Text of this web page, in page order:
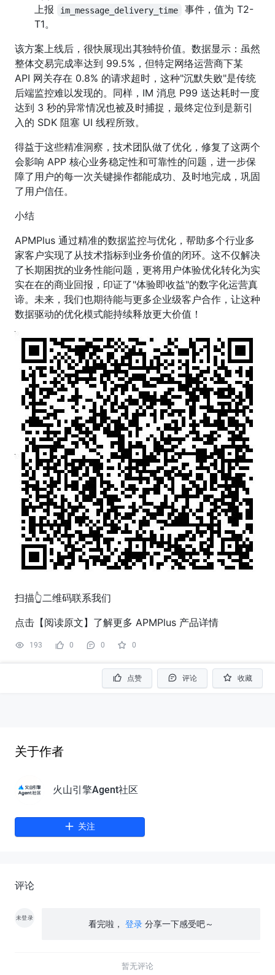
上报
im_message_delivery_time
事件，值为 T2-
T1。
该方案上线后，很快展现出其独特价值。数据显示：虽然
整体交易完成率达到 99.5%，但特定网络运营商下某
API 网关存在 0.8% 的请求超时，这种"沉默失败"是传统
后端监控难以发现的。同样，IM 消息 P99 送达耗时一度
达到 3 秒的异常情况也被及时捕捉，最终定位到是新引
入的 SDK 阻塞 UI 线程所致。
得益于这些精准洞察，技术团队做了优化，修复了这两个
会影响 APP 核心业务稳定性和可靠性的问题，进一步保
障了用户的每一次关键操作都能成功、及时地完成，巩固
了用户信任。
小结
APMPlus 通过精准的数据监控与优化，帮助多个行业多
家客户实现了从技术指标到业务价值的闭环。这不仅解决
了长期困扰的业务性能问题，更将用户体验优化转化为实
实在在的商业回报，印证了"体验即收益"的数字化运营真
谛。未来，我们也期待能与更多企业级客户合作，让这种
数据驱动的优化模式能持续释放更大价值！
扫描👆二维码联系我们
点击【阅读原文】了解更多 APMPlus 产品详情
193 0 0 0
点赞 评论 收藏
关于作者
火山引擎Agent社区
关注
评论
未登录
看完啦， 登录 分享一下感受吧～
暂无评论